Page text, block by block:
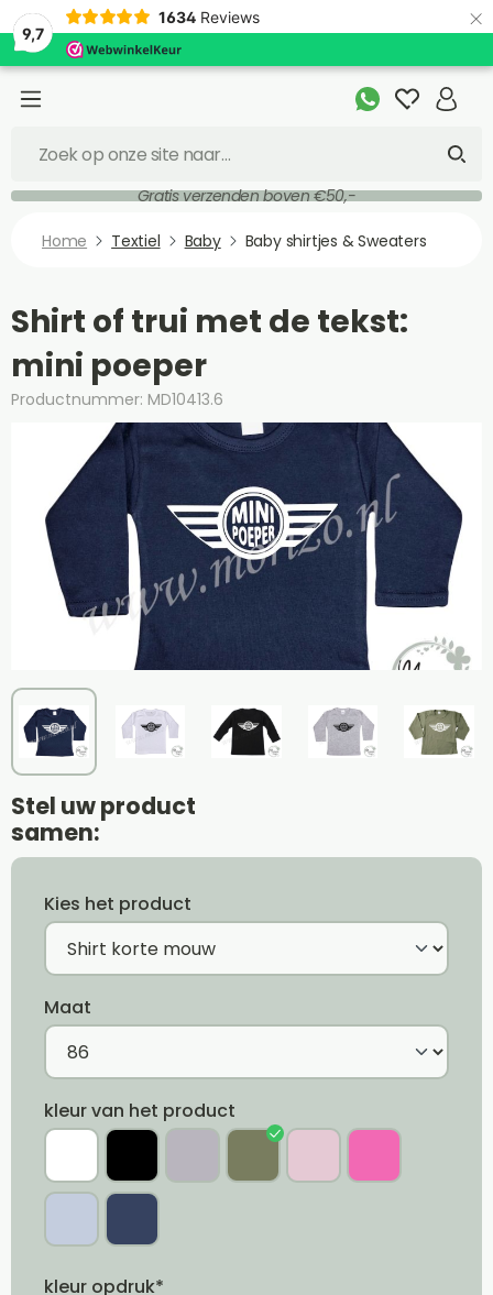
9,7
1634 Reviews ×
Gratis verzenden boven €50,-
Home Textiel Baby Baby shirtjes & Sweaters
Shirt of trui met de tekst:
mini poeper
Productnummer: MD10413.6
Stel uw product
samen:
Kies het product
Maat
kleur van het product
kleur opdruk*